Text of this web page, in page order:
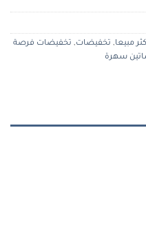
مبيعا, تخفيضات, تخفيضات فرصة
سهرة